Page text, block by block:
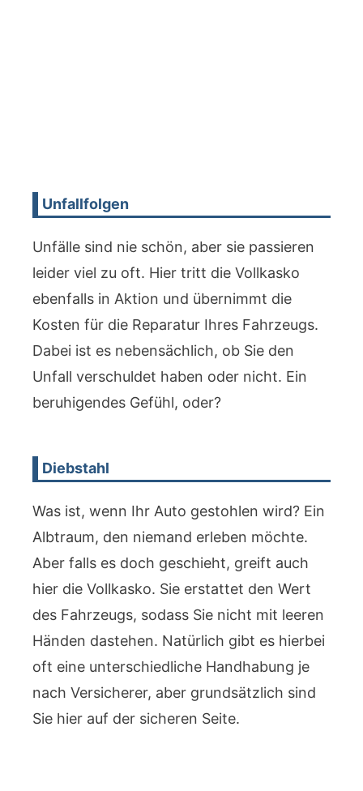
Unfallfolgen
Unfälle sind nie schön, aber sie passieren
leider viel zu oft. Hier tritt die Vollkasko
ebenfalls in Aktion und übernimmt die
Kosten für die Reparatur Ihres Fahrzeugs.
Dabei ist es nebensächlich, ob Sie den
Unfall verschuldet haben oder nicht. Ein
beruhigendes Gefühl, oder?
Diebstahl
Was ist, wenn Ihr Auto gestohlen wird? Ein
Albtraum, den niemand erleben möchte.
Aber falls es doch geschieht, greift auch
hier die Vollkasko. Sie erstattet den Wert
des Fahrzeugs, sodass Sie nicht mit leeren
Händen dastehen. Natürlich gibt es hierbei
oft eine unterschiedliche Handhabung je
nach Versicherer, aber grundsätzlich sind
Sie hier auf der sicheren Seite.